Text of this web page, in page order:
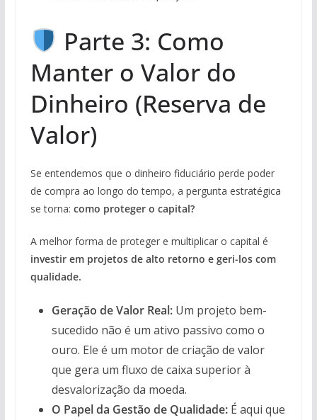
Parte 3: Como
Manter o Valor do
Dinheiro (Reserva de
Valor)
Se entendemos que o dinheiro fiduciário perde poder
de compra ao longo do tempo, a pergunta estratégica
se torna: como proteger o capital?
A melhor forma de proteger e multiplicar o capital é
investir em projetos de alto retorno e geri-los com
qualidade.
Geração de Valor Real:Um projeto bem-
sucedido não é um ativo passivo como o
ouro. Ele é um motor de criação de valor
que gera um fluxo de caixa superior à
desvalorização da moeda.
O Papel da Gestão de Qualidade:É aqui que